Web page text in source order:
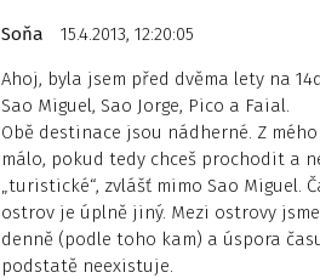
Soňa 15.4.2013, 12:20:05
Ahoj, byla jsem před dvěma lety na
Sao Miguel, Sao Jorge, Pico a Faial.
Obě destinace jsou nádherné. Z
málo, pokud tedy chceš prochodit a
„turistické“, zvlášť mimo Sao Miguel.
ostrov je úplně jiný. Mezi ostrovy
denně (podle toho kam) a úspora
podstatě neexistuje.